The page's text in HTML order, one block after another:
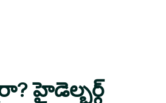
హైడెల్బర్గ్